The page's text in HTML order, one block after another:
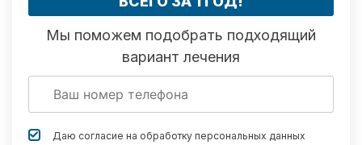
Мы поможем подобрать подходящий
вариант лечения
Даю согласие на обработку персональных данных